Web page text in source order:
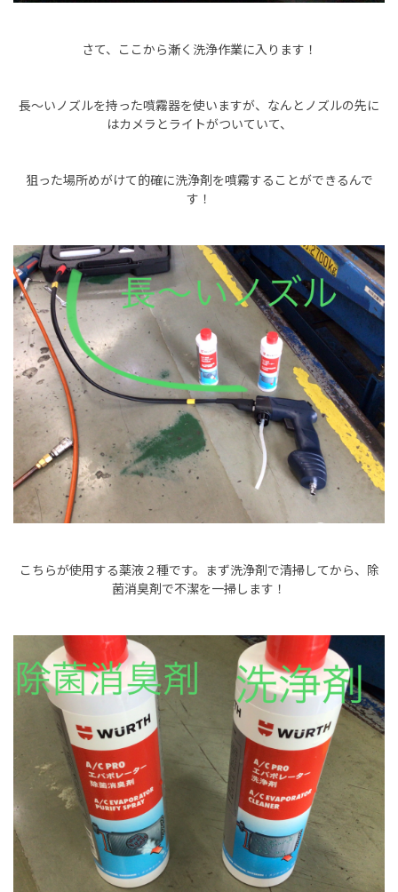
さて、ここから漸く洗浄作業に入ります！
長～いノズルを持った噴霧器を使いますが、なんとノズルの先に
はカメラとライトがついていて、
狙った場所めがけて的確に洗浄剤を噴霧することができるんで
す！
こちらが使用する薬液２種です。まず洗浄剤で清掃してから、除
菌消臭剤で不潔を一掃します！